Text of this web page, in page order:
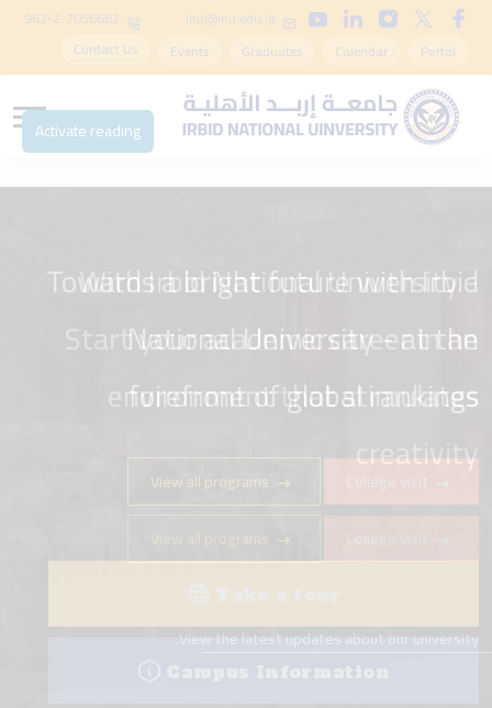
inu@inu.edu.jo
962-2-7056682
Portal
Calendar
Graduates
Events
Contact Us
Towards a bright future with Irbid
National University - at the
forefront of global rankings
College visit
View all programs
Campus Information
With Irbid National University -
Start your academic career in an
environment that stimulates
creativity
View the latest updates about our university.
Activate reading